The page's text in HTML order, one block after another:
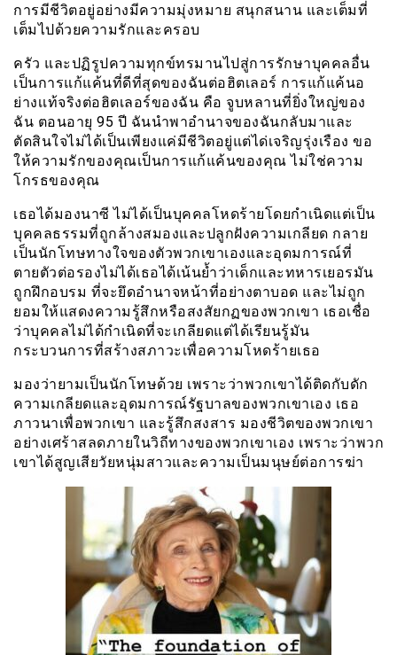
การมีชีวิตอยู่อย่างมีความมุ่งหมาย สนุกสนาน และเต็มที่
เต็มไปด้วยความรักและครอบ
ครัว และปฏิรูปความทุกข์ทรมานไปสู่การรักษาบุคคลอื่น
เป็นการแก้แค้นที่ดีที่สุดของฉันต่อฮิตเลอร์ การแก้แค้นอ
ย่างเเท้จริงต่อฮิตเลอร์ของฉัน คือ จูบหลานที่ยิ่งใหญ่ของ
ฉัน ตอนอายุ 95 ปี ฉันนำพาอำนาจของฉันกลับมาและ
ตัดสินใจไม่ได้เป็นเพียงแค่มีชีวิตอยู่แต่ได่เจริญรุ่งเรือง ขอ
ให้ความรักของคุณเป็นการแก้แค้นของคุณ ไม่ใช่ความ
โกรธของคุณ
เธอได้มองนาซี ไม่ได้เป็นบุคคลโหดร้ายโดยกำเนิดแต่เป็น
บุคคลธรรมที่ถูกล้างสมองและปลูกฝังความเกลียด กลาย
เป็นนักโทษทางใจของตัวพวกเขาเองและอุดมการณ์ที่
ตายตัวต่อรองไม่ได้เธอได้เน้นย้ำว่าเด็กและทหารเยอรมัน
ถูกฝึกอบรม ที่จะยึดอำนาจหน้าที่อย่างตาบอด และไม่ถูก
ยอมให้แสดงความรู้สึกหรือสงสัยกฏของพวกเขา เธอเชื่อ
ว่าบุคคลไม่ได้กำเนิดที่จะเกลียดแต่ได้เรียนรู้มัน
กระบวนการที่สร้างสภาวะเพื่อความโหดร้ายเธอ
มองว่ายามเป็นนักโทษด้วย เพราะว่าพวกเขาได้ติดกับดัก
ความเกลียดและอุดมการณ์รัฐบาลของพวกเขาเอง เธอ
ภาวนาเพื่อพวกเขา และรู้สึกสงสาร มองชีวิตของพวกเขา
อย่างเศร้าสลดภายในวิถีทางของพวกเขาเอง เพราะว่าพวก
เขาได้สูญเสียวัยหนุ่มสาวและความเป็นมนุษย์ต่อการฆ่า